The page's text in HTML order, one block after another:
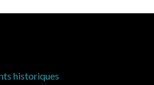
Cabines de plage : le